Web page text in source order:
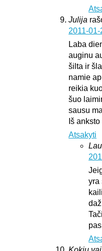
Julija
2011-
Laba
auginu
šilta ir
namie
reikia
šuo
sausu
Iš
Atsakyti
yra